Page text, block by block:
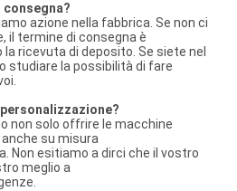
consegna?
azione nella fabbrica. Se non ci
il termine di consegna è
ricevuta di deposito. Se siete nel
studiare la possibilità di fare
non solo offrire le macchine
su misura
Non esitiamo a dirci che il vostro
meglio a